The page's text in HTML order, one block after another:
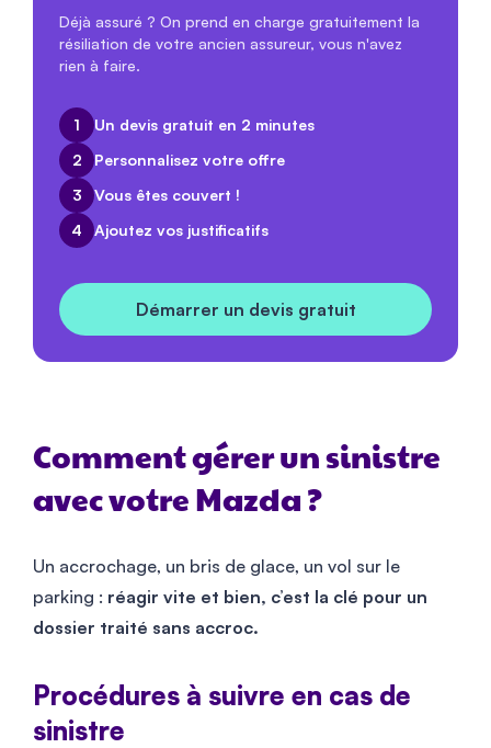
Déjà assuré ? On prend en charge gratuitement la
résiliation de votre ancien assureur, vous n'avez
rien à faire.
1
Un devis gratuit en 2 minutes
2
Personnalisez votre offre
3
Vous êtes couvert !
4
Ajoutez vos justificatifs
Démarrer un devis gratuit
Comment gérer un sinistre
avec votre Mazda ?
Un accrochage, un bris de glace, un vol sur le
parking : réagir vite et bien, c’est la clé pour un
dossier traité sans accroc.
Procédures à suivre en cas de
sinistre